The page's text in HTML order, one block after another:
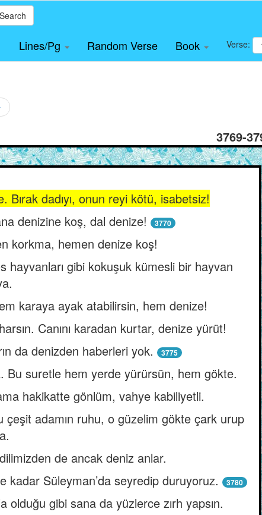
Search
Lines/Pg Random Verse Book Verse:
3769-
dadıyı, onun reyi kötü, isabetsiz!
denizine koş, dal denize!
3770
korkma, hemen denize koş!
hayvanları gibi kokuşuk kümesli bir hayvan
karaya ayak atabilirsin, hem denize!
Canını karadan kurtar, denize yürüt!
da denizden haberleri yok.
3775
Bu suretle hem yerde yürürsün, hem gökte.
hakikatte gönlüm, vahye kabiliyetli.
adamın ruhu, o güzelim gökte çark urup
de ancak deniz anlar.
Süleyman’da seyredip duruyoruz.
3780
olduğu gibi sana da yüzlerce zırh yapsın.